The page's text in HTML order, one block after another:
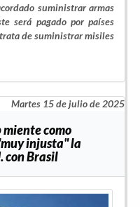
suministrar armas
será pagado por países
de suministrar misiles
Martes 15 de julio de 2025
como
injusta" la
con Brasil